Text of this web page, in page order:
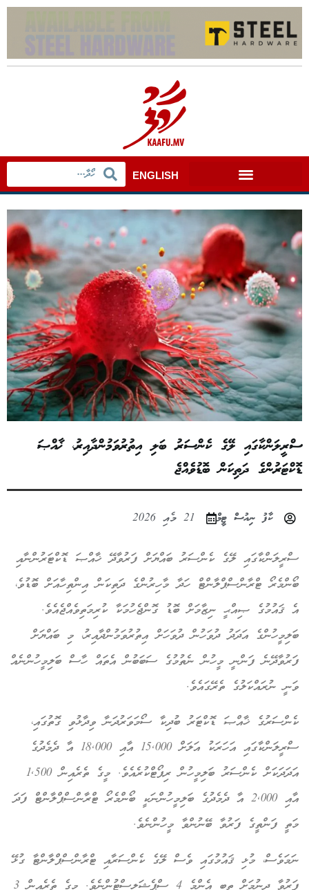
ENGLISH
ސްރީލަންކާގައި ލޭގެ ކެންސަރު ބަލި އިތުރުވަމުންދާއިރު، ޚާއްޞަ
ޑޮކްޓަރުންގެ ދަތިކަން ބޮޑުވެއްޖެ
ކާފު ނިއުސް ޓީމް 21 މެއި 2026
ސްރީލަންކާގައި ލޭގެ ކެންސަރު ބައްޔަށް ފަރުވާދޭ ޚާއްޞަ ޑޮކްޓަރުންނާއި
ބޯންމެރޯ ޓްރާންސްޕްލާންޓް ހަދާ މާހިރުންގެ ދަތިކަން އިންތިހާއަށް ބޮޑުވެ،
އެ ޤައުމުގެ ޞިއްޙީ ނިޒާމަށް ބޮޑު ގޮންޖެހުމަކާ ކުރިމަތިވެއްޖެއެވެ.
ބަލިމީހުންގެ އަދަދު ދުވަހުން ދުވަހަށް އިތުރުވަމުންދާއިރު، މި ބައްޔަށް
ފަރުވާދޭނެ ފަންނީ މީހުން ނެތުމުގެ ސަބަބުން އެތައް ހާސް ބަލިމީހުންނެއް
ވަނީ ނުރައްކަލުގެ ތެރޭގައެވެ.
ކެންސަރުގެ ޚާއްޞަ ޑޮކްޓަރު ބުދިކާ ސޯމަވަރުދަނާ ވިދާޅުވި ގޮތުގައި،
ސްރީލަންކާގައި އަހަރަކު އަލަށް 15,000 އާއި 18,000 އާ ދެމެދުގެ
އަދަދަކަށް ކެންސަރު ބަލިމީހުން ރިޕޯޓްކުރެއެވެ. މީގެ ތެރެއިން 1,500
އާއި 2,000 އާ ދެމެދުގެ ބަލިމީހުންނަކީ ބޯންމެރޯ ޓްރާންސްޕްލާންޓް ފަދަ
މަތީ ފަންތީގެ ފަރުވާ ބޭނުންވާ މީހުންނެވެ.
ނަމަވެސް، މުޅި ޤައުމުގައި ވެސް ލޭގެ ކެންސަރާއި ޓްރާންސްޕްލާންޓާ ގުޅޭ
ފަރުވާ ދިނުމަށް ތިބީ އެންމެ 4 ސްޕެޝަލިސްޓުންނެވެ. މީގެ ތެރެއިން 3